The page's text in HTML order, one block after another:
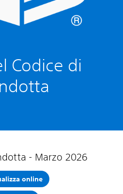
Codice di
- Marzo 2026
online